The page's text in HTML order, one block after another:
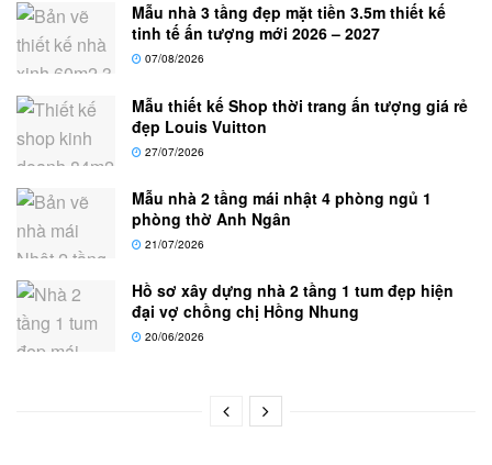
Mẫu nhà 3 tầng đẹp mặt tiền 3.5m thiết kế
tinh tế ấn tượng mới 2026 – 2027
07/08/2026
Mẫu thiết kế Shop thời trang ấn tượng giá rẻ
đẹp Louis Vuitton
27/07/2026
Mẫu nhà 2 tầng mái nhật 4 phòng ngủ 1
phòng thờ Anh Ngân
21/07/2026
Hồ sơ xây dựng nhà 2 tầng 1 tum đẹp hiện
đại vợ chồng chị Hồng Nhung
20/06/2026